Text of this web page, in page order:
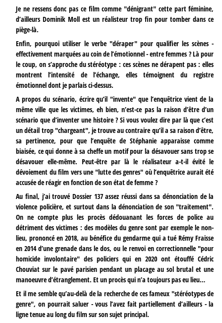
Je ne ressens donc pas ce film comme "dénigrant" cette part féminine,
d’ailleurs Dominik Moll est un réalisteur trop fin pour tomber dans ce
piège-là.
Enfin, pourquoi utiliser le verbe "déraper" pour qualifier les scènes -
effectivement marquées au coin de l’émotionnel - entre femmes ? Là pour
le coup, on s’approche du stéréotype : ces scènes ne dérapent pas : elles
montrent l’intensité de l’échange, elles témoignent du registre
émotionnel dont je parlais ci-dessus.
A propos du scénario, écrire qu’il "invente" que l’enquêtrice vient de la
même ville que les victimes, eh bien, n’est-ce pas la raison d’être d’un
scénario que d’inventer une histoire ? Si vous voulez dire par là que c’est
un détail trop "chargeant", je trouve au contraire qu’il a sa raison d’être,
sa pertinence, pour que l’enquête de Stéphanie apparaisse comme
biaisée, ce qui donne à sa cheffe un motif pour la désavouer sans trop se
désavouer elle-même. Peut-être par là le réalisateur a-t-il évité le
dévoiement du film vers une "lutte des genres" où l’enquêtrice aurait été
accusée de réagir en fonction de son état de femme ?
Au final, j’ai trouvé Dossier 137 assez réussi dans sa dénonciation de la
violence policière, et surtout dans la dénonciation de son "traitement".
On ne compte plus les procès dédouanant les forces de police au
détriment des victimes : des modèles du genre sont par exemple le non-
lieu, prononcé en 2018, au bénéfice du gendarme qui a tué Rémy Fraisse
en 2014 d’une grenade dans le dos, ou le renvoi en correctionnelle "pour
homicide involontaire" des policiers qui en 2020 ont étouffé Cédric
Chouviat sur le pavé parisien pendant un placage au sol brutal et une
manoeuvre d’étranglement. Et un procès qui n’a toujours pas eu lieu…
Et il me semble qu’au-delà de la recherche de ces fameux "stéréotypes de
genre", on pourrait saluer - vous l’avez fait partiellement d’ailleurs - la
ligne tenue au long du film sur son sujet principal.